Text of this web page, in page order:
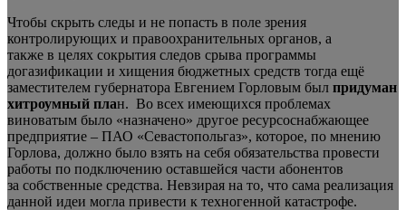
Чтобы скрыть следы и не попасть в поле зрения
контролирующих и правоохранительных органов, а
также в целях сокрытия следов срыва программы
догазификации и хищения бюджетных средств тогда ещё
заместителем губернатора Евгением Горловым был придуман
хитроумный план. Во всех имеющихся проблемах
виноватым было «назначено» другое ресурсоснабжающее
предприятие – ПАО «Севастопольгаз», которое, по мнению
Горлова, должно было взять на себя обязательства провести
работы по подключению оставшейся части абонентов
за собственные средства. Невзирая на то, что сама реализация
данной идеи могла привести к техногенной катастрофе.